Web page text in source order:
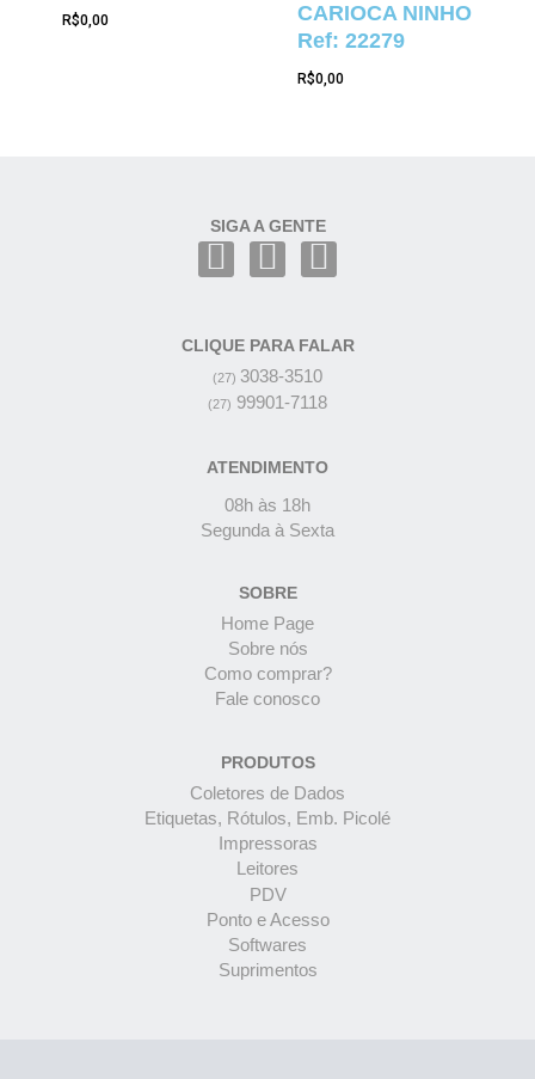
R$0,00
CARIOCA NINHO
Ref: 22279
R$0,00
SIGA A GENTE
CLIQUE PARA FALAR
(27) 3038-3510
(27) 99901-7118
ATENDIMENTO
08h às 18h
Segunda à Sexta
SOBRE
Home Page
Sobre nós
Como comprar?
Fale conosco
PRODUTOS
Coletores de Dados
Etiquetas, Rótulos, Emb. Picolé
Impressoras
Leitores
PDV
Ponto e Acesso
Softwares
Suprimentos